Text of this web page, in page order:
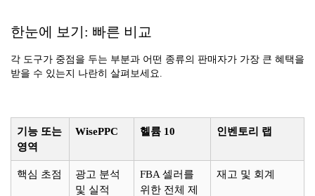
한눈에 보기: 빠른 비교
각 도구가 중점을 두는 부분과 어떤 종류의 판매자가 가장 큰 혜택을
받을 수 있는지 나란히 살펴보세요.
기능 또는
영역
WisePPC 헬륨 10 인벤토리 랩
핵심 초점
광고 분석
및 실적
FBA 셀러를
위한 전체 제
재고 및 회계